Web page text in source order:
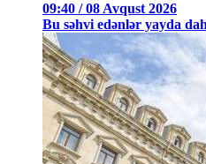
09:40 / 08 Avqust 2026
Bu səhvi edənlər yayda